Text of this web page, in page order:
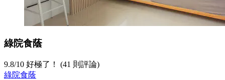
綠院食蔭
9.8/10 好極了！ (41 則評論)
綠院食蔭